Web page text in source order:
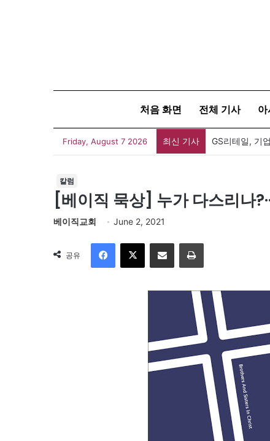
처음 화면 전체 기사 아
Friday, August 7 2026 최신 기사
칼럼
[베이직 묵상] 누가 다스리나
베이직교회 June 2, 2021
공유
이메일